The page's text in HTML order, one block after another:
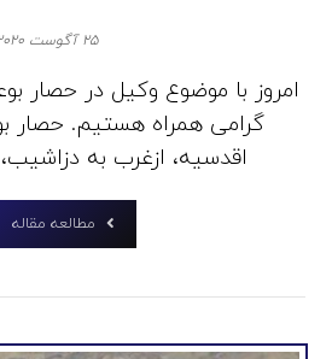
۲۵ آگوست ۲۰۲۰
امروز با موضوع وکیل در حصار
گرامی همراه هستیم. حصار
اقدسیه، ازغرب به
مطالعه مقاله